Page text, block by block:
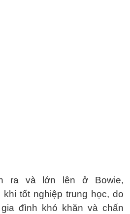
ra và lớn lên ở Bowie,
khi tốt nghiệp trung học, do
đình khó khăn và chấn